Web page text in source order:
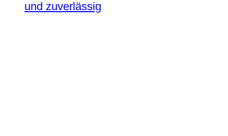
und zuverlässig